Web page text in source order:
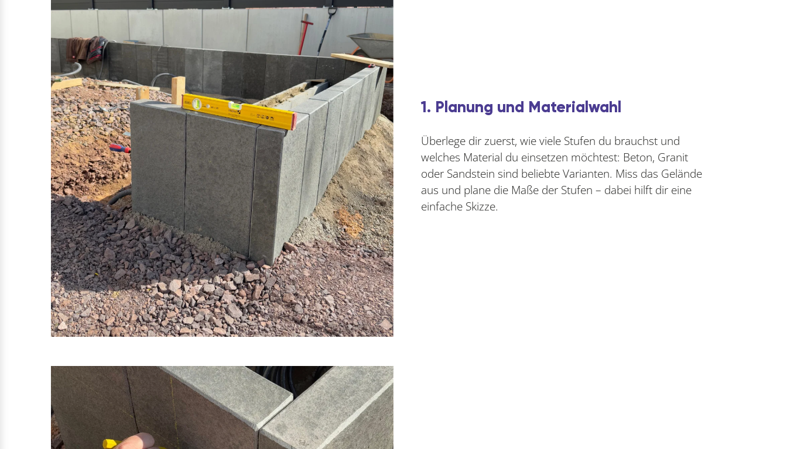
1. Planung und Materialwahl
Überlege dir zuerst, wie viele Stufen du brauchst und
welches Material du einsetzen möchtest: Beton, Granit
oder Sandstein sind beliebte Varianten. Miss das Gelände
aus und plane die Maße der Stufen – dabei hilft dir eine
einfache Skizze.